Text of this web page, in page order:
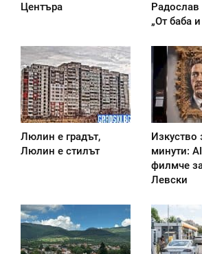
Центъра
„От баба
Люлин е градът,
Люлин е стилът
Изкуство
минути:
филмче
Левски